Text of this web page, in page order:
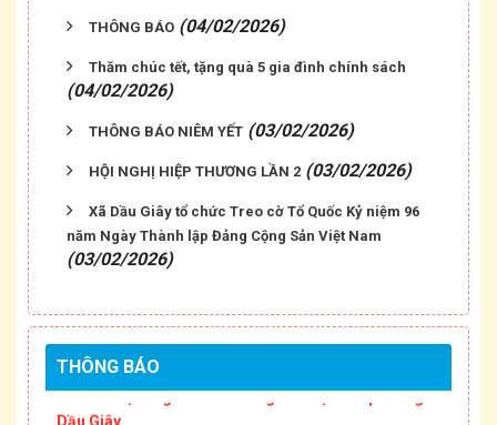
THÔNG BÁO (04/02/2026)
Thăm chúc tết, tặng quà 5 gia đình chính sách
(04/02/2026)
THÔNG BÁO NIÊM YẾT (03/02/2026)
HỘI NGHỊ HIỆP THƯƠNG LẦN 2 (03/02/2026)
Xã Dầu Giây tổ chức Treo cờ Tổ Quốc Kỷ niệm 96
năm Ngày Thành lập Đảng Cộng Sản Việt Nam
(03/02/2026)
THÔNG BÁO
Tổng hợp các Quyết định cho phép chuyển mục
đích sử dụng đất ngày 04/08/2026 trên địa bàn
phường Dầu Giây
Quyết định số 907/QĐ-UBND: Về việc giải quyết
Thông báo số 4780/TB-UBND: Về việc tìm chủ sở